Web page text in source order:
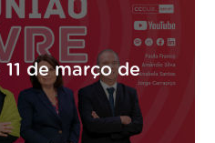
de março de